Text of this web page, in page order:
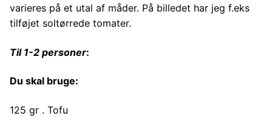
varieres på et utal af måder. På billedet har jeg f.eks
tilføjet soltørrede tomater.
Til 1-2 personer:
Du skal bruge:
125 gr . Tofu